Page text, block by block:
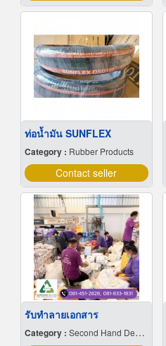
ท่อน้ำมัน SUNFLEX
Category : Rubber Products
Contact seller
รับทำลายเอกสาร
Category : Second Hand Dealers